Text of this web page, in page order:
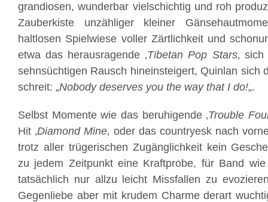
grandiosen, wunderbar vielschichtig und roh
Zauberkiste unzähliger kleiner
haltlosen Spielwiese voller Zärtlichkeit und
etwa das herausragende ‚Tibetan Pop Stars‚
sehnsüchtigen Rausch hineinsteigert, Quinlan sich
schreit: „Nobody deserves you the way that I do!„.
Selbst Momente wie das beruhigende ‚Trouble
Hit ‚Diamond Mine‚ oder das countryesk nach
trotz aller trügerischen Zugänglichkeit kein
zu jedem Zeitpunkt eine Kraftprobe, für Band
tatsächlich nur allzu leicht Missfallen zu
Gegenliebe aber mit krudem Charme derart